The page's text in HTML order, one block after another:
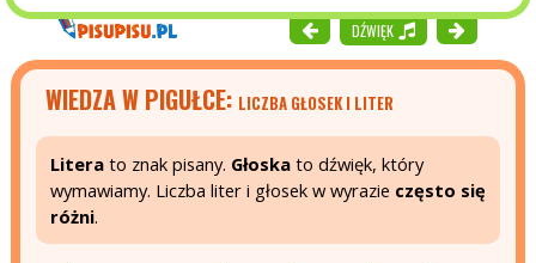
DŹWIĘK
WIEDZA W PIGUŁCE: LICZBA GŁOSEK I LITER
Litera to znak pisany. Głoska to dźwięk, który
wymawiamy. Liczba liter i głosek w wyrazie często się
różni.